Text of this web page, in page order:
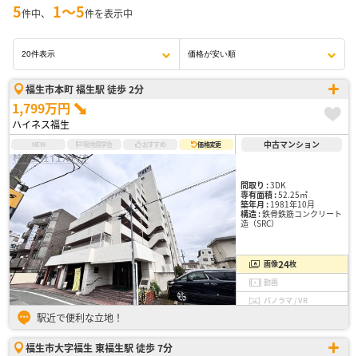
5件中、 1〜5件を表示中
福生市本町 福生駅 徒歩 2分
1,799万円
ハイネス福生
NEW 現地見学会 おすすめ 価格変更 中古マンション
間取り :3DK
専有面積 :52.25㎡
築年月 :1981年10月
構造 :鉄骨鉄筋コンクリート
造（SRC）
画像24枚
動画
パノラマ / VR
駅近で便利な立地！
福生市大字福生 東福生駅 徒歩 7分